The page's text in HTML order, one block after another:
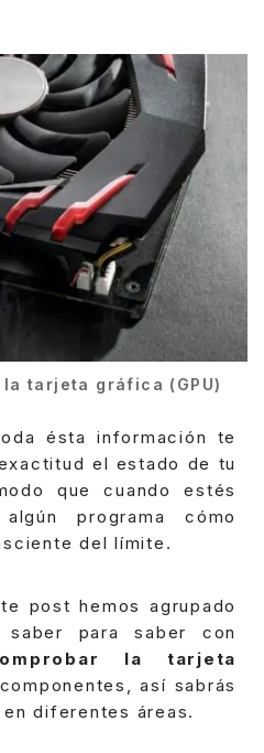
la tarjeta gráfica (GPU)
ésta información te
el estado de tu
que cuando estés
programa cómo
del límite.
post hemos agrupado
para saber con
la tarjeta
así sabrás
diferentes áreas.